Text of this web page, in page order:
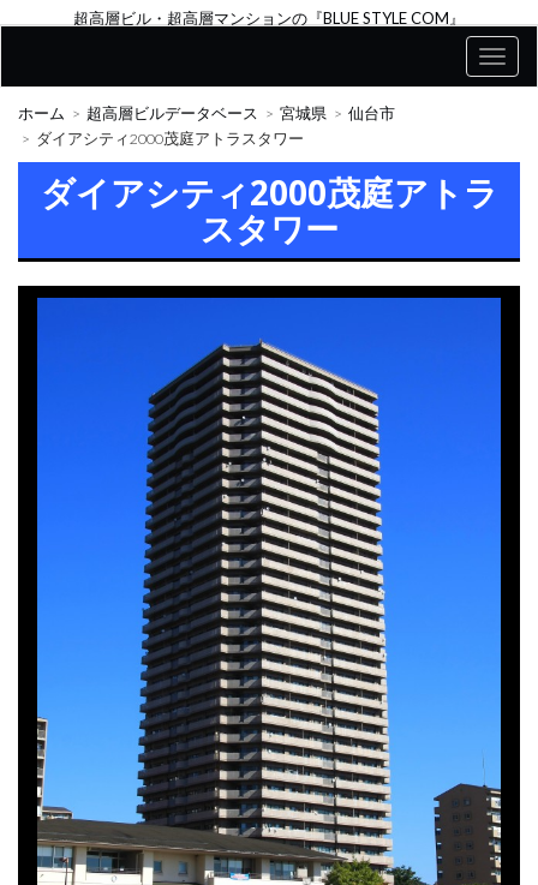
超高層ビル・超高層マンションの『BLUE STYLE COM』
ホーム 超高層ビルデータベース 宮城県
仙台市
ダイアシティ2000茂庭アトラスタワー
ダイアシティ2000茂庭アトラ
スタワー